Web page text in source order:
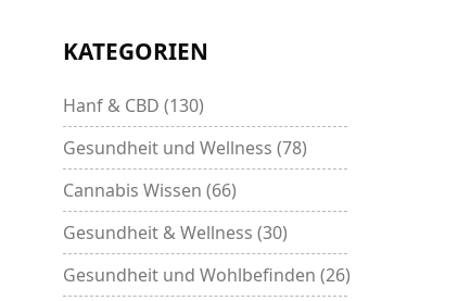
KATEGORIEN
Hanf & CBD (130)
Gesundheit und Wellness (78)
Cannabis Wissen (66)
Gesundheit & Wellness (30)
Gesundheit und Wohlbefinden (26)